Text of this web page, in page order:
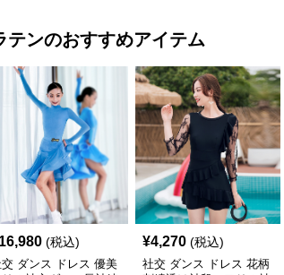
テンのおすすめアイテム
16,980 (税込)
ダンス ドレス 優美
¥4,270 (税込)
社交 ダンス ドレス 花柄